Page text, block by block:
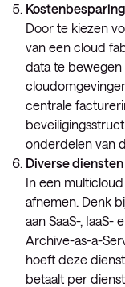
Kostenbesparing
Door te kiezen
van een cloud
data te
centrale
onderdelen van
Diverse diensten
In een
afnemen. Denk
aan SaaS-, IaaS-
Archive-as-a-
hoeft deze
betaalt per